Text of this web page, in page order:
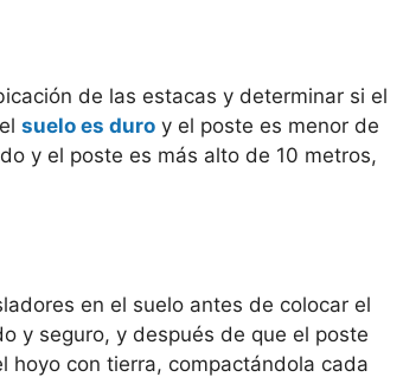
de las estacas y determinar si el
suelo es duro y el poste es menor de
y el poste es más alto de 10 metros,
en el suelo antes de colocar el
y seguro, y después de que el poste
hoyo con tierra, compactándola cada